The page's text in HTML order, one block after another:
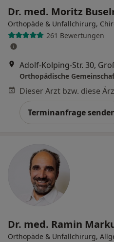
Dr. med. Moritz
Orthopäde & Unfallchirurg,
261 Bewertungen
Adolf-Kolping-Str. 30,
Orthopädische
Terminanfrage
Dr. med. Ramin
Orthopäde & Unfallchirurg,